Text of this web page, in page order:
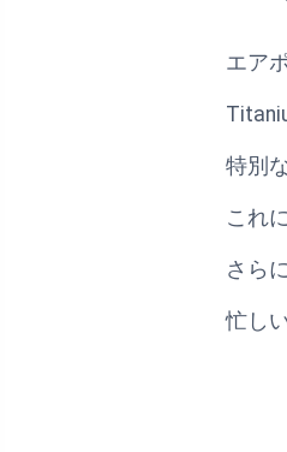
エア
特別
これ
さら
忙し